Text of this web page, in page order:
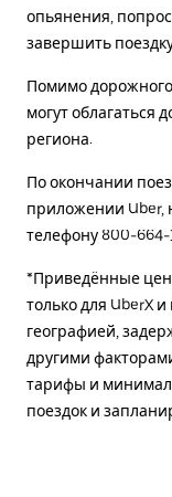
опьянения,
завершить
Помимо
могут облагаться
региона.
По окончании
приложении Uber,
телефону 800-664-
*Приведённые
только для UberX
географией,
другими
тарифы и
поездок и